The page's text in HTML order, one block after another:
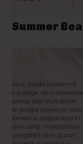
Summer